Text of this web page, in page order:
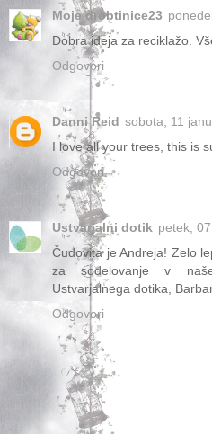
Moje drobtinice23
Dobra ideja za reciklažo.
Odgovori
Danni Reid sobota, 11
I love all your trees, this is
Odgovori
Ustvarjalni dotik petek,
Čudovita je Andreja! Zelo
za sodelovanje v
Ustvarjalnega dotika,
Odgovori